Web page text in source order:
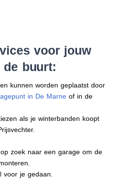
voor jouw
de buurt:
kunnen worden geplaatst door
in De Marne of in de
als je winterbanden koopt
zoek naar een garage om de
voor je gedaan.